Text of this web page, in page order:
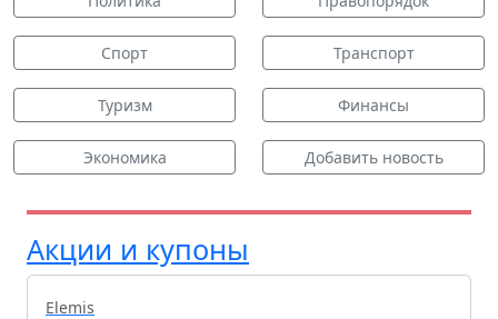
Спорт Транспорт
Туризм Финансы
Экономика Добавить новость
Акции и купоны
Elemis